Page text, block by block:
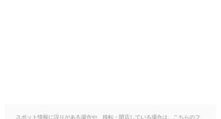
スポット情報に誤りがある場合や、移転・閉店している場合は、こちらのフ